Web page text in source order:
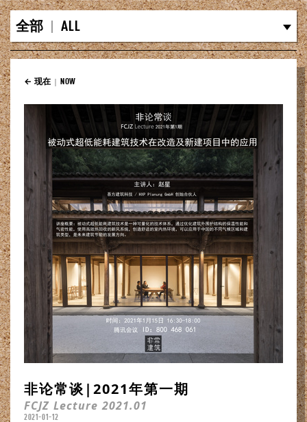
全部 | ALL
← 现在 | NOW
非论常谈|2021年第一期
FCJZ Lecture 2021.01
2021-01-12